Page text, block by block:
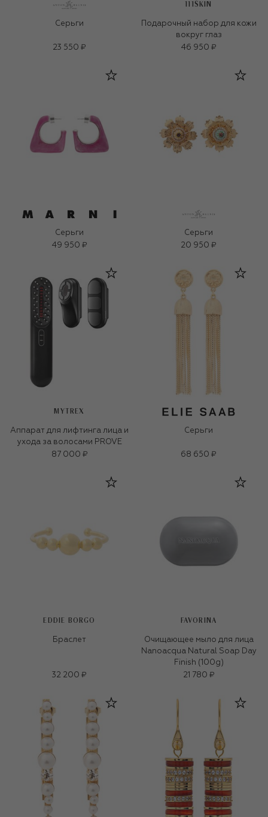
Серьги
23 550 ₽
111SKIN
Подарочный набор для кожи
вокруг глаз
46 950 ₽
Серьги
49 950 ₽
Серьги
20 950 ₽
MYTREX
Аппарат для лифтинга лица и
ухода за волосами PROVE
87 000 ₽
Серьги
68 650 ₽
EDDIE BORGO
Браслет
32 200 ₽
FAVORINA
Очищающее мыло для лица
Nanoacqua Natural Soap Day
Finish (100g)
21 780 ₽